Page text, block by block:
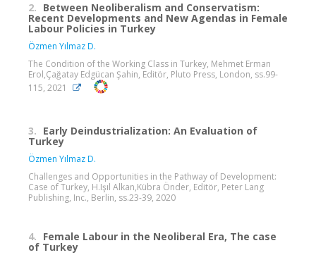
2. Between Neoliberalism and Conservatism:
Recent Developments and New Agendas in Female
Labour Policies in Turkey
Özmen Yılmaz D.
The Condition of the Working Class in Turkey, Mehmet Erman
Erol,Çağatay Edgücan Şahin, Editör, Pluto Press, London, ss.99-
115, 2021
3. Early Deindustrialization: An Evaluation of
Turkey
Özmen Yılmaz D.
Challenges and Opportunities in the Pathway of Development:
Case of Turkey, H.Işıl Alkan,Kübra Önder, Editör, Peter Lang
Publishing, Inc., Berlin, ss.23-39, 2020
4. Female Labour in the Neoliberal Era, The case
of Turkey